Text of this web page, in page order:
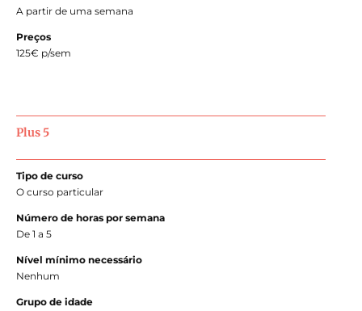
A partir de uma semana
Preços
125€ p/sem
Plus 5
Tipo de curso
O curso particular
Número de horas por semana
De 1 a 5
Nível mínimo necessário
Nenhum
Grupo de idade